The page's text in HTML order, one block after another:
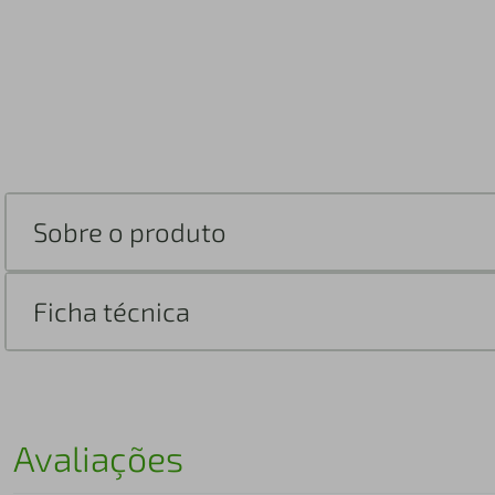
Sobre o produto
Ficha técnica
Avaliações